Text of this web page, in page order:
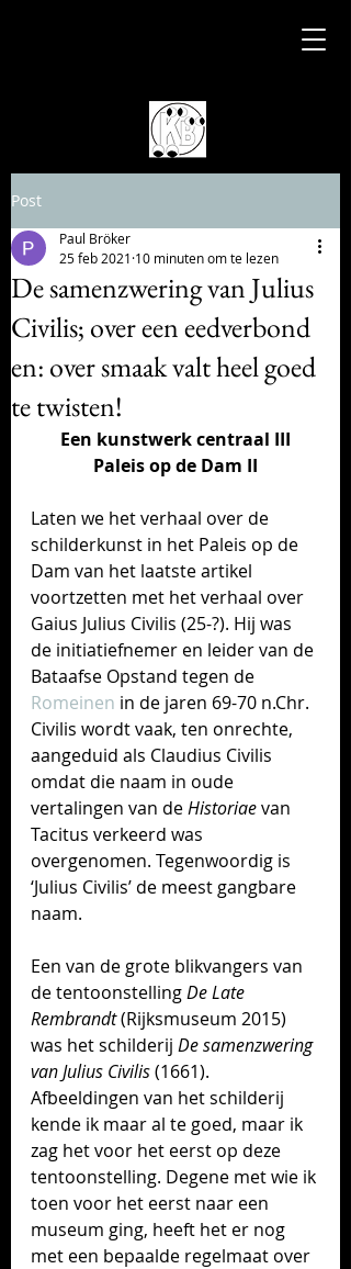
Post
De samenzwering van Julius
Civilis; over een eedverbond
en: over smaak valt heel goed
te twisten!
Paul Bröker
25 feb 2021 10 minuten om te lezen
Een kunstwerk centraal III
Paleis op de Dam II
Laten we het verhaal over de
schilderkunst in het Paleis op de
Dam van het laatste artikel
voortzetten met het verhaal over
Gaius Julius Civilis (25-?). Hij was
de initiatiefnemer en leider van de
Bataafse Opstand tegen de
Romeinen in de jaren 69-70 n.Chr.
Civilis wordt vaak, ten onrechte,
aangeduid als Claudius Civilis
omdat die naam in oude
vertalingen van de Historiae van
Tacitus verkeerd was
overgenomen. Tegenwoordig is
‘Julius Civilis’ de meest gangbare
naam.
Een van de grote blikvangers van
de tentoonstelling De Late
Rembrandt (Rijksmuseum 2015)
was het schilderij De samenzwering
van Julius Civilis (1661).
Afbeeldingen van het schilderij
kende ik maar al te goed, maar ik
zag het voor het eerst op deze
tentoonstelling. Degene met wie ik
toen voor het eerst naar een
museum ging, heeft het er nog
met een bepaalde regelmaat over